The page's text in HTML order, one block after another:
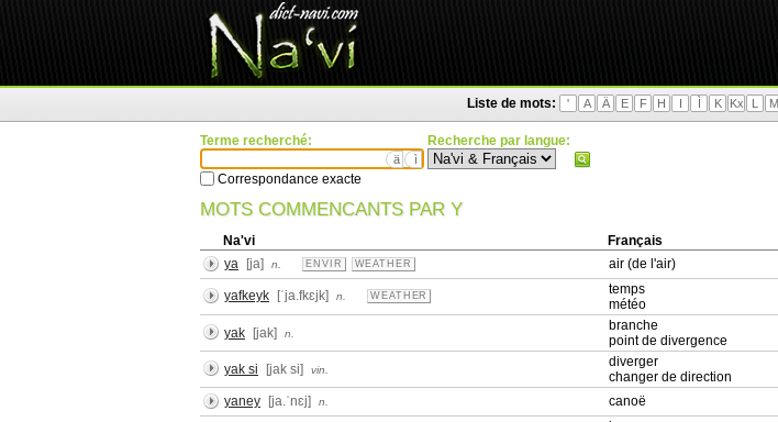
Liste de mots: ' A Ä E F H I Ì K Kx L M
Terme recherché:
ä ì
Correspondance exacte
Recherche par langue:
MOTS COMMENCANTS PAR Y
Na'vi
Français
ya
[ja] n. ENVIR WEATHER air (de l'air)
yafkeyk [ˈja.fkɛjk] n. WEATHER
temps
météo
yak
[jak] n.
branche
point de divergence
yak si
[jak si] vin.
diverger
changer de direction
yaney
[ja.ˈnɛj] n. canoë